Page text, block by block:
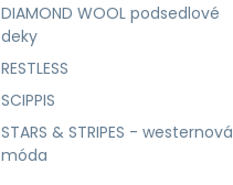
DIAMOND WOOL podsedlové
deky
RESTLESS
SCIPPIS
STARS & STRIPES - westernová
móda